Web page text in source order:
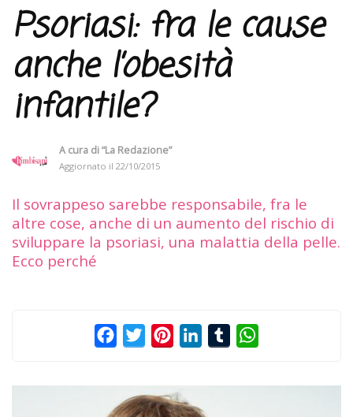
Psoriasi: fra le cause
anche l’obesità
infantile?
A cura di“La Redazione”
Aggiornato il 22/10/2015
Il sovrappeso sarebbe responsabile, fra le
altre cose, anche di un aumento del rischio di
sviluppare la psoriasi, una malattia della pelle.
Ecco perché
FacebookTwitterPinterestLinkedInTumblr